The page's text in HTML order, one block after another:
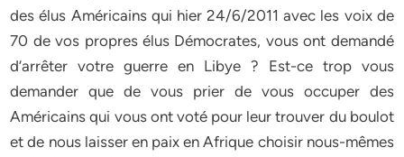
des élus Américains qui hier 24/6/2011 avec les voix de
70 de vos propres élus Démocrates, vous ont demandé
d’arrêter votre guerre en Libye ? Est-ce trop vous
demander que de vous prier de vous occuper des
Américains qui vous ont voté pour leur trouver du boulot
et de nous laisser en paix en Afrique choisir nous-mêmes